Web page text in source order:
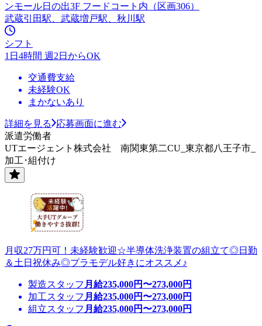
ンモール日の出3F フードコート内（区画306）
武蔵引田駅、武蔵増戸駅、秋川駅
シフト
1日4時間 週2日からOK
交通費支給
未経験OK
まかないあり
詳細を見る
応募画面に進む
派遣労働者
UTエージェント株式会社 南関東第二CU_東京都八王子市_
加工･組付け
月収27万円可！未経験歓迎☆半導体洗浄装置の組立て◎日勤
＆土日祝休み◎プラモデル好きにオススメ♪
製造スタッフ 月給235,000円〜273,000円
加工スタッフ 月給235,000円〜273,000円
組立スタッフ 月給235,000円〜273,000円